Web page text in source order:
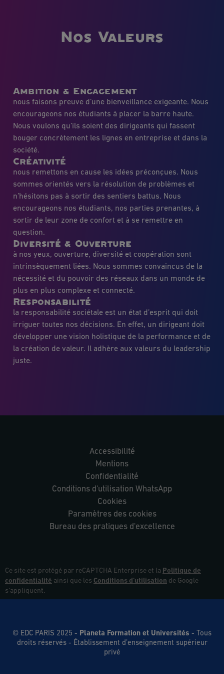
Nos Valeurs
Ambition & Engagement
nous faisons preuve d’une bienveillance exigeante. Nous
encourageons nos étudiants à placer la barre haute.
Nous voulons qu’ils soient des dirigeants qui fassent
bouger concrètement les lignes en entreprise et dans la
société.
Créativité
nous remettons en cause les idées préconçues. Nous
sommes orientés vers la résolution de problèmes et
n’hésitons pas à sortir des sentiers battus. Nous
encourageons nos étudiants, nos parties prenantes, à
sortir de leur zone de confort et à se remettre en
question.
Diversité & Ouverture
à nos yeux, ouverture, diversité et coopération sont
intrinsèquement liées. Nous sommes convaincus de la
nécessité et du pouvoir des réseaux dans un monde de
plus en plus complexe et connecté.
Responsabilité
la responsabilité sociétale est un état d’esprit qui doit
irriguer toutes nos décisions. En effet, un dirigeant doit
développer une vision holistique de la performance et de
la création de valeur. Il adhère aux valeurs du leadership
juste.
Accessibilité
Mentions
Confidentialité
Conditions d'utilisation WhatsApp
Cookies
Paramètres des cookies
Bureau des pratiques d'excellence
Ce site est protégé par reCAPTCHA Enterprise et la Politique de
confidentialité ainsi que les Conditions d’utilisation de Google
s’appliquent.
© EDC PARIS 2025 - Planeta Formation et Universités - Tous
droits réservés - Établissement d’enseignement supérieur
privé